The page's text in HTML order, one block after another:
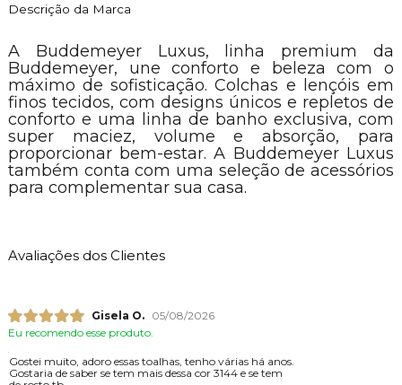
Descrição da Marca
A Buddemeyer Luxus, linha premium da
Buddemeyer, une conforto e beleza com o
máximo de sofisticação. Colchas e lençóis em
finos tecidos, com designs únicos e repletos de
conforto e uma linha de banho exclusiva, com
super maciez, volume e absorção, para
proporcionar bem-estar. A Buddemeyer Luxus
também conta com uma seleção de acessórios
para complementar sua casa.
Avaliações dos Clientes
Gisela O.
05/08/2026
Eu recomendo esse produto.
Gostei muito, adoro essas toalhas, tenho várias há anos.
Gostaria de saber se tem mais dessa cor 3144 e se tem